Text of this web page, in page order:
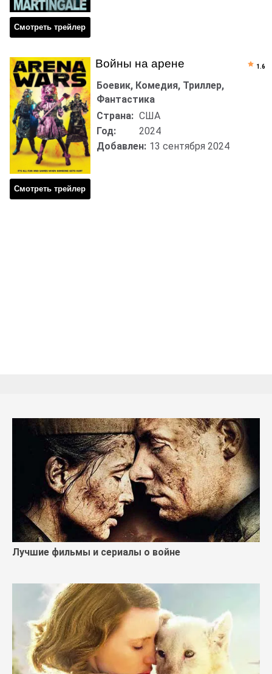
Смотреть трейлер
Войны на арене
Смотреть трейлер
Боевик, Комедия, Триллер,
Фантастика
Страна: США
Год:
2024
Добавлен: 13 сентября 2024
1.6
Лучшие фильмы и сериалы о войне